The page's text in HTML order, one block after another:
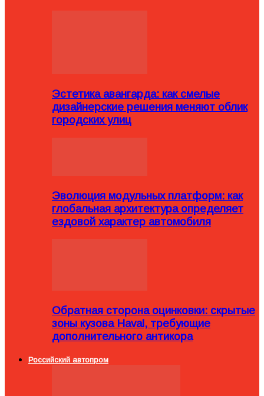
Эстетика авангарда: как смелые
дизайнерские решения меняют облик
городских улиц
Эволюция модульных платформ: как
глобальная архитектура определяет
ездовой характер автомобиля
Обратная сторона оцинковки: скрытые
зоны кузова Haval, требующие
дополнительного антикора
Российский автопром